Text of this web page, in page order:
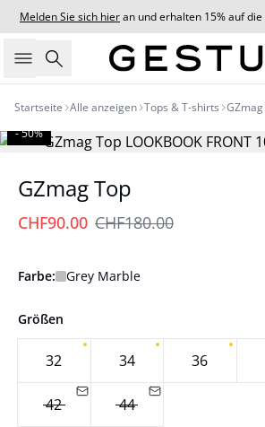
Melden Sie sich hieran und erhalten 15% auf
Suche
Startseite Alle anzeigen Tops & T-shirts
- 50%
GZmag Top
CHF90.00 CHF180.00
Farbe: Grey Marble
Größen
32 34 36
42 44